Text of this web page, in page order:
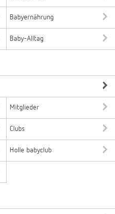
Babyernährung
Baby-Alltag
Mitglieder
Clubs
Holle babyclub